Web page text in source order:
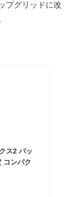
プグリッドに改
ス2 バッ
コンパク